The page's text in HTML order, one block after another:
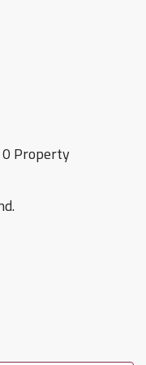
0 Property